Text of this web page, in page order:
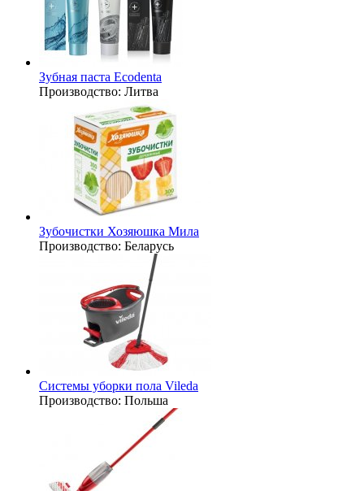
Зубная паста Ecodenta
Производство: Литва
Зубочистки Хозяюшка Мила
Производство: Беларусь
Системы уборки пола Vileda
Производство: Польша